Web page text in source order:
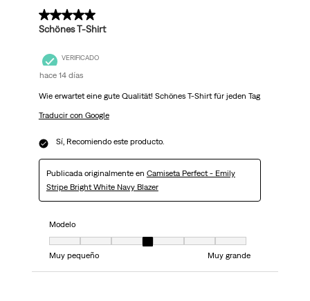
5 de 5 estrellas.
Schönes T-Shirt
VERIFICADO
hace 14 días
Wie erwartet eine gute Qualität! Schönes T-Shirt für jeden Tag
Traducir con Google
Sí, Recomiendo este producto.
Publicada originalmente en Camiseta Perfect - Emily
Stripe Bright White Navy Blazer
Modelo
Modelo, 4 de 7, donde 1 es igual a Muy pequeño y 7 es igual a Muy
Muy pequeño
Muy grande